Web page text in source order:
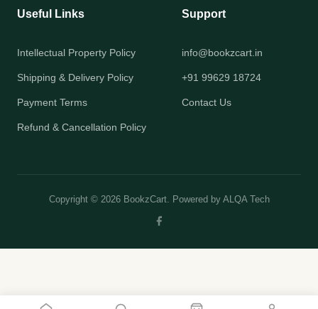
Useful Links
Intellectual Property Policy
Shipping & Delivery Policy
Payment Terms
Refund & Cancellation Policy
Support
info@bookzcart.in
+91 99629 18724
Contact Us
Copyright © 2026 BookzCart. Powered by ALQA Tech